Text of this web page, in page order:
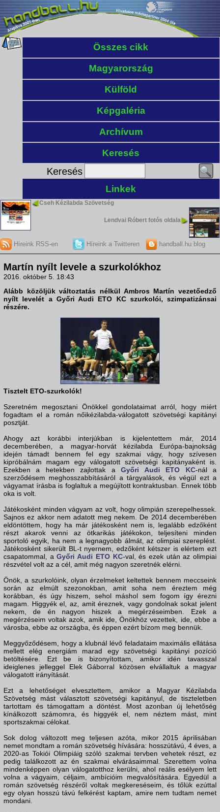
Összes cikk
Magyarország
Külföld
Képgaléria
Archívum
Keresés
Keresés
Linkek
Cseh Kézilabda Szövetség
Lendvai Róbert fotós oldala
Híreink RSS-en Híreink a Twitteren handball.hu blog
Martín nyílt levele a szurkolókhoz
2016. október 5. 18:43
Alább közöljük változtatás nélkül Ambros Martín vezetőedző
nyílt levelét a Győri Audi ETO KC szurkolói, szimpatizánsai
részére.
Tisztelt ETO-szurkolók!
Szeretném megosztani Önökkel gondolataimat arról, hogy miért
fogadtam el a román nőikézilabda-válogatott szövetségi kapitányi
posztját.
Ahogy azt korábbi interjúkban is kijelentettem már, 2014
decemberében, a magyar-horvát kézilabda Európa-bajnokság
idején támadt bennem fel egy szakmai vágy, hogy szívesen
kipróbálnám magam egy válogatott szövetségi kapitányaként is.
Ezekben a hetekben zajlottak aGyőri Audi ETO KC-nál a
szerződésem meghosszabbításáról a tárgyalások, és végül ezt a
vágyamat írásba is foglaltuk a megújított kontraktusban. Ennek több
oka is volt.
Játékosként minden vágyam az volt, hogy olimpián szerepelhessek.
Sajnos ez akkor nem adatott meg nekem. De 2014 decemberében
eldöntöttem, hogy ha már játékosként nem is, legalább edzőként
részt akarok venni az ötkarikás játékokon, teljesíteni minden
sportoló egyik, ha nem a legnagyobb álmát, az olimpiai szereplést.
Játékosként sikerült BL-t nyernem, edzőként kétszer is elértem ezt
csapatommal, aGyőri Audi ETO KC-val, és ezek után az olimpiai
részvétel volt az a cél, amit még nagyon szeretnék elérni.
Önök, a szurkolóink, olyan érzelmeket keltettek bennem meccseink
során az elmúlt szezonokban, amit soha nem éreztem még
korábban, és úgy hiszem, sehol máshol sem fogom így érezni
magam. Higgyék el, az, amit éreznek, vagy gondolnak sokat jelent
nekem, de én nagyon hiszek a megérzéseimben. Ezek a
megérzéseim voltak azok, amik ide, Önökhöz vezettek, ide, ebbe a
városba, ebbe az országba, és éppen ezért bízom meg bennük.
Meggyőződésem, hogy a klubnál lévő feladataim maximális ellátása
mellett elég energiám marad egy szövetségi kapitányi pozíció
betöltésére. Ezt be is bizonyítottam, amikor idén tavasszal
ideiglenes jelleggel Elek Gáborral közösen elvállaltuk a magyar
válogatott irányítását.
Ezt a lehetőséget elvesztettem, amikor a Magyar Kézilabda
Szövetség mást választott szövetségi kapitányul, de tiszteletben
tartottam és támogattam a döntést. Most azonban új lehetőség
kínálkozott számomra, és higgyék el, nem néztem mást, mint
sportszakmai célokat.
Sok dolog változott meg teljesen azóta, mikor 2015 áprilisában
nemet mondtam a román szövetség hívására: hosszútávú, 4 éves, a
2020-as Tokiói Olimpiáig szóló szakmai tervben vehetek részt, ez
pedig találkozott az én szakmai elvárásaimmal. Szerettem volna
mindenképpen olyan válogatotthoz kerülni, ahol reális esélyem lett
volna a vágyaim, céljaim, ambícióim megvalósítására. Egyedül a
román szövetség részéről voltak megkereséseim, és tőlük ezúttal
egy olyan hosszú távú felkérést kaptam, amire nem tudtam nemet
mondani.